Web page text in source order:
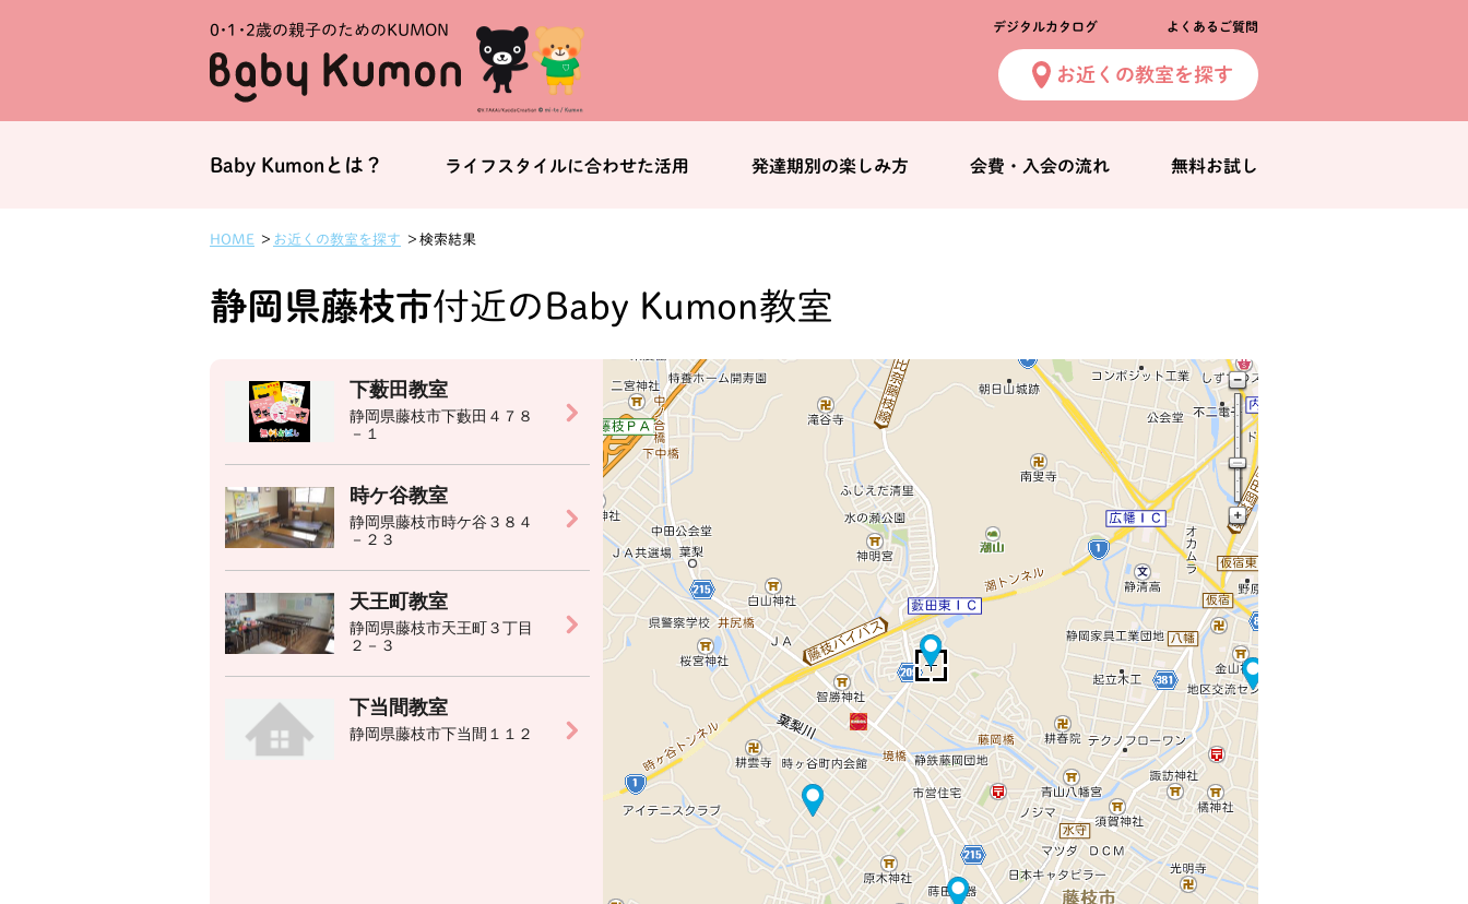
0・1・2歳の親子のためのKUMON デジタルカタログ よくあるご質問
お近くの教室を探す
Baby Kumonとは？ ライフスタイルに合わせた活用 発達期別の楽しみ方 会費・入会の流れ 無料お試し
HOME お近くの教室を探す 検索結果
静岡県藤枝市付近のBaby Kumon教室
下薮田教室
静岡県藤枝市下藪田４７８
－１
時ケ谷教室
静岡県藤枝市時ケ谷３８４
－２３
天王町教室
静岡県藤枝市天王町３丁目
２－３
下当間教室
静岡県藤枝市下当間１１２